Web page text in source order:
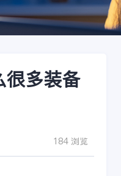
很多装备
184 浏览